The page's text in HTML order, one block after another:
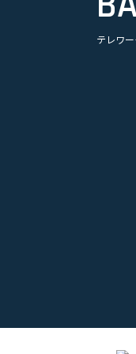
テレワ
美容
観光